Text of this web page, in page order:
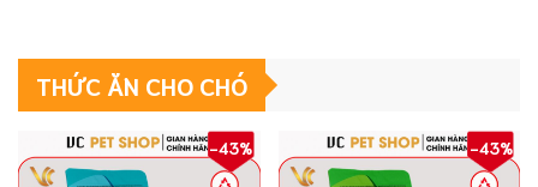
THỨC ĂN CHO CHÓ
-43% -43%